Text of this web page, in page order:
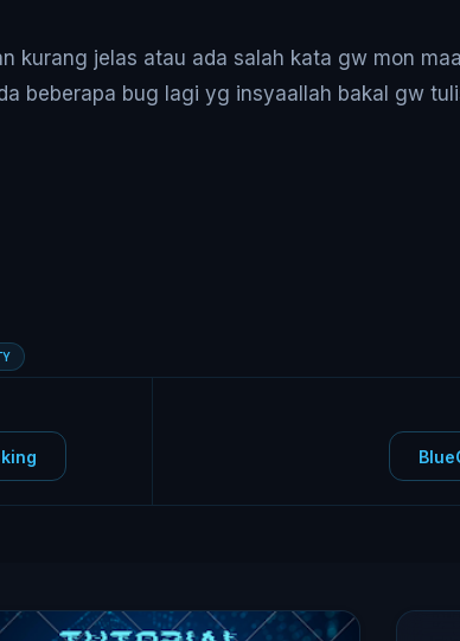
kurang jelas atau ada salah kata gw mon
beberapa bug lagi yg insyaallah bakal gw